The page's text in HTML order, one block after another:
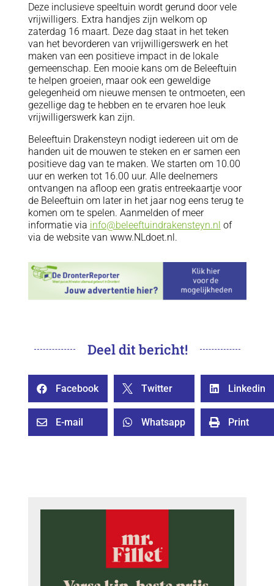
Deze inclusieve speeltuin wordt gerund door vele
vrijwilligers. Extra handjes zijn welkom op
zaterdag 16 maart. Deze dag staat in het teken
van het bevorderen van vrijwilligerswerk en het
maken van een positieve impact in de lokale
gemeenschap. Een mooie kans om de Beleeftuin
te helpen groeien, maar ook een geweldige
gelegenheid om nieuwe mensen te ontmoeten, een
gezellige dag te hebben en te ervaren hoe leuk
vrijwilligerswerk kan zijn.
Beleeftuin Drakensteyn nodigt iedereen uit om de
handen uit de mouwen te steken en er samen een
positieve dag van te maken. We starten om 10.00
uur en werken tot 16.00 uur. Alle deelnemers
ontvangen na afloop een gratis entreekaartje voor
de Beleeftuin om later in het jaar nog eens terug te
komen om te spelen. Aanmelden of meer
informatie via info@beleeftuindrakensteyn.nl of
via de website van www.NLdoet.nl.
Deel dit bericht!
 Facebook  Twitter  Linkedin
 E-mail  Whatsapp  Print